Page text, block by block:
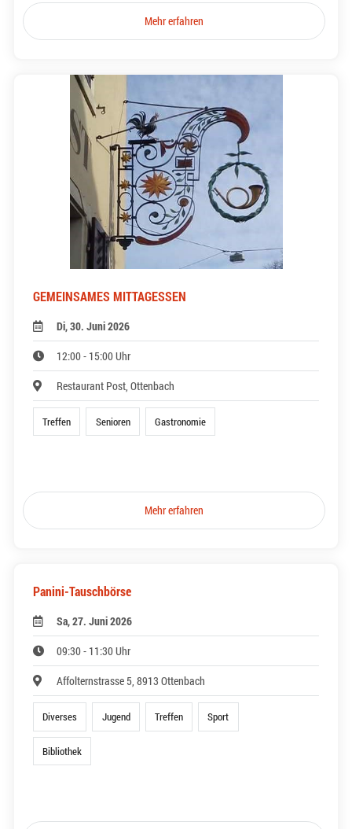
Mehr erfahren
GEMEINSAMES MITTAGESSEN
Di, 30. Juni 2026
12:00 - 15:00 Uhr
Restaurant Post, Ottenbach
Treffen Senioren Gastronomie
Mehr erfahren
Panini-Tauschbörse
Sa, 27. Juni 2026
09:30 - 11:30 Uhr
Affolternstrasse 5, 8913 Ottenbach
Diverses Jugend Treffen Sport
Bibliothek